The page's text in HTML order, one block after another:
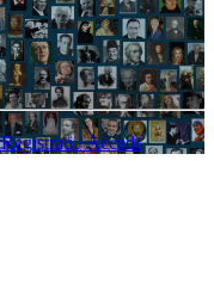
Registrati / Accedi